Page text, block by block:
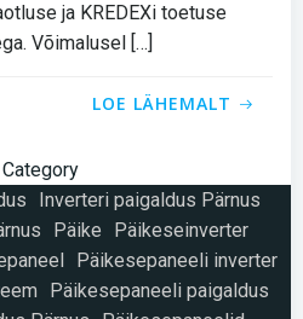
ja KREDEXi toetuse
Võimalusel […]
LOE LÄHEMALT
Inverteri paigaldus Pärnus
Päike
Päikeseinverter
Päikesepaneeli inverter
Päikesepaneeli paigaldus